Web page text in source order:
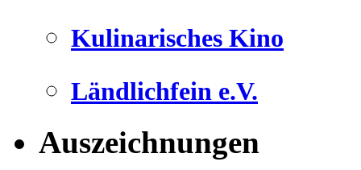
Kulinarisches Kino
Ländlichfein e.V.
Auszeichnungen